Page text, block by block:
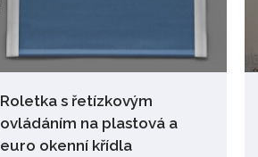
Roletka s řetízkovým
ovládáním na plastová a
euro okenní křídla